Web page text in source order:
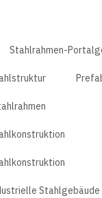
Stahlrahmen-
Stahlgebäude